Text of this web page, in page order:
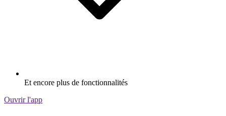
Et encore plus de fonctionnalités
Ouvrir l'app